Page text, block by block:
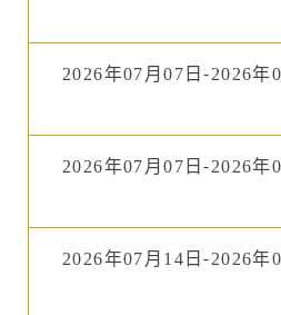
2026年07月07日-2026年
2026年07月07日-2026年
2026年07月14日-2026年